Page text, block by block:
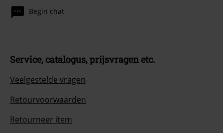
Begin chat
Service, catalogus, prijsvragen etc.
Veelgestelde vragen
Retourvoorwaarden
Retourneer item